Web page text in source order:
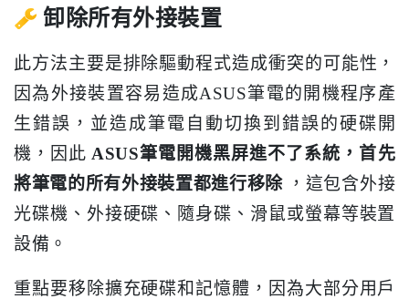
卸除所有外接裝置
此方法主要是排除驅動程式造成衝突的可能性，
因為外接裝置容易造成ASUS筆電的開機程序產
生錯誤，並造成筆電自動切換到錯誤的硬碟開
機，因此 ASUS筆電開機黑屏進不了系統，首先
將筆電的所有外接裝置都進行移除 ，這包含外接
光碟機、外接硬碟、隨身碟、滑鼠或螢幕等裝置
設備。
重點要移除擴充硬碟和記憶體，因為大部分用戶